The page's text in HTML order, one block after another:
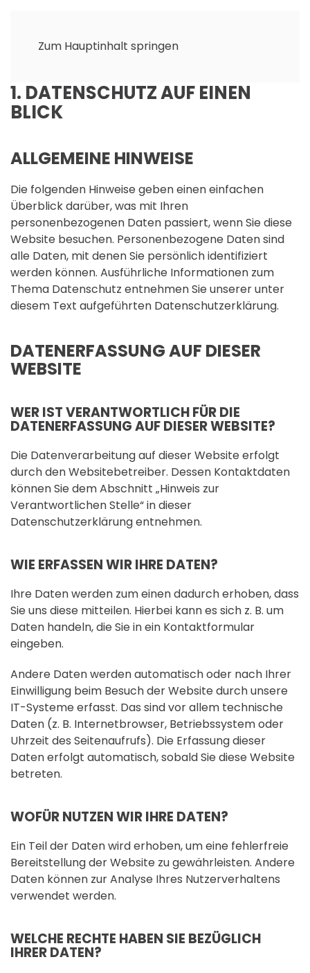
Zum Hauptinhalt springen
1. DATENSCHUTZ AUF EINEN
BLICK
ALLGEMEINE HINWEISE
Die folgenden Hinweise geben einen einfachen
Überblick darüber, was mit Ihren
personenbezogenen Daten passiert, wenn Sie diese
Website besuchen. Personenbezogene Daten sind
alle Daten, mit denen Sie persönlich identifiziert
werden können. Ausführliche Informationen zum
Thema Datenschutz entnehmen Sie unserer unter
diesem Text aufgeführten Datenschutzerklärung.
DATENERFASSUNG AUF DIESER
WEBSITE
WER IST VERANTWORTLICH FÜR DIE
DATENERFASSUNG AUF DIESER WEBSITE?
Die Datenverarbeitung auf dieser Website erfolgt
durch den Websitebetreiber. Dessen Kontaktdaten
können Sie dem Abschnitt „Hinweis zur
Verantwortlichen Stelle“ in dieser
Datenschutzerklärung entnehmen.
WIE ERFASSEN WIR IHRE DATEN?
Ihre Daten werden zum einen dadurch erhoben, dass
Sie uns diese mitteilen. Hierbei kann es sich z. B. um
Daten handeln, die Sie in ein Kontaktformular
eingeben.
Andere Daten werden automatisch oder nach Ihrer
Einwilligung beim Besuch der Website durch unsere
IT-Systeme erfasst. Das sind vor allem technische
Daten (z. B. Internetbrowser, Betriebssystem oder
Uhrzeit des Seitenaufrufs). Die Erfassung dieser
Daten erfolgt automatisch, sobald Sie diese Website
betreten.
WOFÜR NUTZEN WIR IHRE DATEN?
Ein Teil der Daten wird erhoben, um eine fehlerfreie
Bereitstellung der Website zu gewährleisten. Andere
Daten können zur Analyse Ihres Nutzerverhaltens
verwendet werden.
WELCHE RECHTE HABEN SIE BEZÜGLICH
IHRER DATEN?